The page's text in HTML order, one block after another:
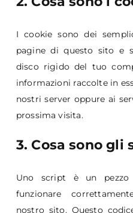
I cookie sono dei
pagine di questo sito e
disco rigido del tuo
informazioni raccolte in
nostri server oppure ai
prossima visita.
3. Cosa sono gli
Uno script è un
funzionare
nostro sito. Questo